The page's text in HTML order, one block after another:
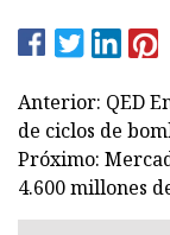
Anterior: QED
de ciclos de
Próximo:
4.600 millones